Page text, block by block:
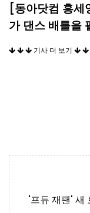
[동아닷컴 홍세
가 댄스 배틀을
기사 더 보기